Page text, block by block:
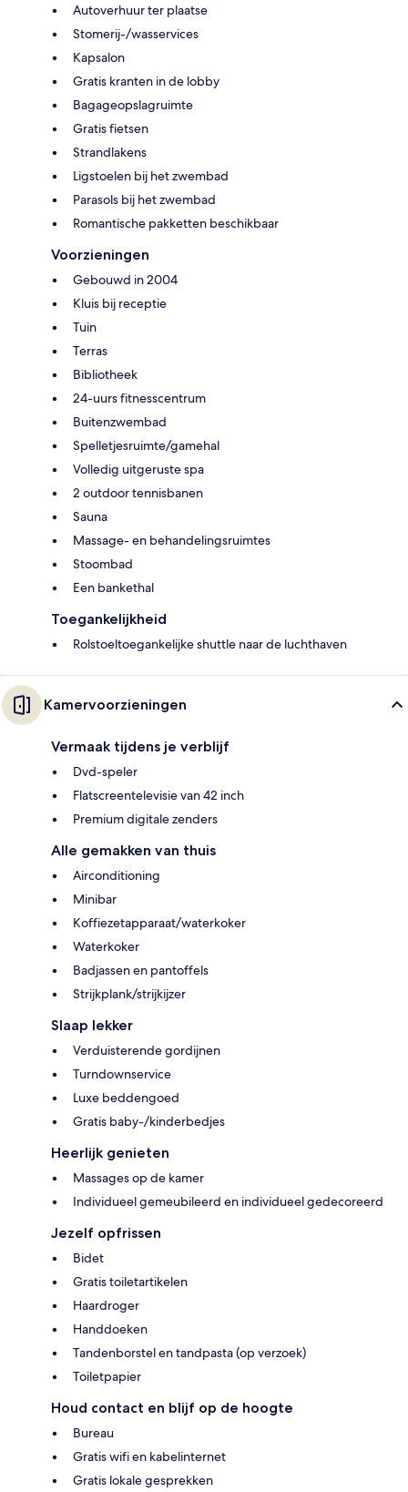
Autoverhuur ter plaatse
Stomerij-/wasservices
Kapsalon
Gratis kranten in de lobby
Bagageopslagruimte
Gratis fietsen
Strandlakens
Ligstoelen bij het zwembad
Parasols bij het zwembad
Romantische pakketten beschikbaar
Voorzieningen
Gebouwd in 2004
Kluis bij receptie
Tuin
Terras
Bibliotheek
24-uurs fitnesscentrum
Buitenzwembad
Spelletjesruimte/gamehal
Volledig uitgeruste spa
2 outdoor tennisbanen
Sauna
Massage- en behandelingsruimtes
Stoombad
Een bankethal
Toegankelijkheid
Rolstoeltoegankelijke shuttle naar de luchthaven
Kamervoorzieningen
Vermaak tijdens je verblijf
Dvd-speler
Flatscreentelevisie van 42 inch
Premium digitale zenders
Alle gemakken van thuis
Airconditioning
Minibar
Koffiezetapparaat/waterkoker
Waterkoker
Badjassen en pantoffels
Strijkplank/strijkijzer
Slaap lekker
Verduisterende gordijnen
Turndownservice
Luxe beddengoed
Gratis baby-/kinderbedjes
Heerlijk genieten
Massages op de kamer
Individueel gemeubileerd en individueel gedecoreerd
Jezelf opfrissen
Bidet
Gratis toiletartikelen
Haardroger
Handdoeken
Tandenborstel en tandpasta (op verzoek)
Toiletpapier
Houd contact en blijf op de hoogte
Bureau
Gratis wifi en kabelinternet
Gratis lokale gesprekken